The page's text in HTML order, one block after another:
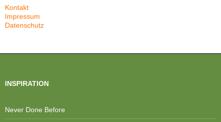
Kontakt
Impressum
Datenschutz
INSPIRATION
Never Done Before